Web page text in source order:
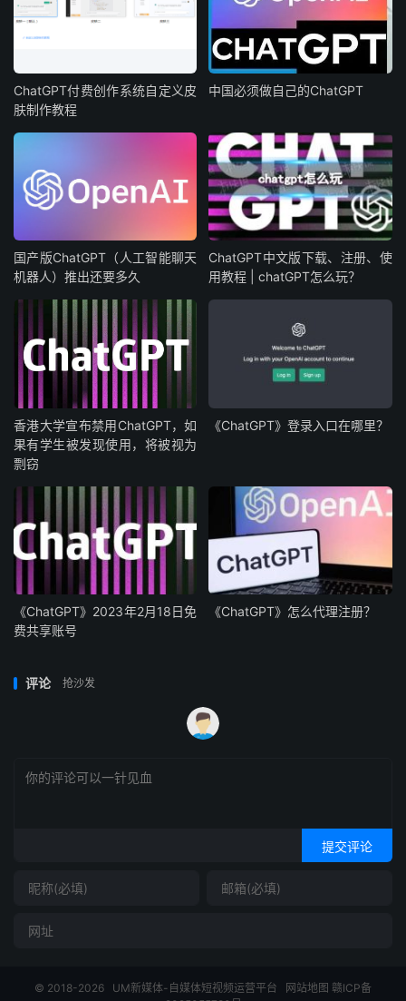
ChatGPT付费创作系统自定义皮
肤制作教程
中国必须做自己的ChatGPT
国产版ChatGPT（人工智能聊天
机器人）推出还要多久
ChatGPT中文版下载、注册、使
用教程 | chatGPT怎么玩？
香港大学宣布禁用ChatGPT，如
果有学生被发现使用，将被视为
剽窃
《ChatGPT》登录入口在哪里？
《ChatGPT》2023年2月18日免
费共享账号
《ChatGPT》怎么代理注册？
评论 抢沙发
提交评论
© 2018-2026 UM新媒体-自媒体短视频运营平台 网站地图 赣ICP备